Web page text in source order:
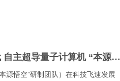
信息海洋中的 “量子快艇” 中国第三代 自主超导量子计算机 “本源悟空”
源悟空”研制团队）在科技飞速发展